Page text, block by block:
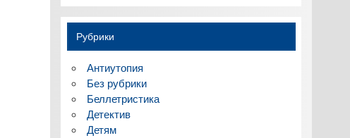
Рубрики
Антиутопия
Без рубрики
Беллетристика
Детектив
Детям